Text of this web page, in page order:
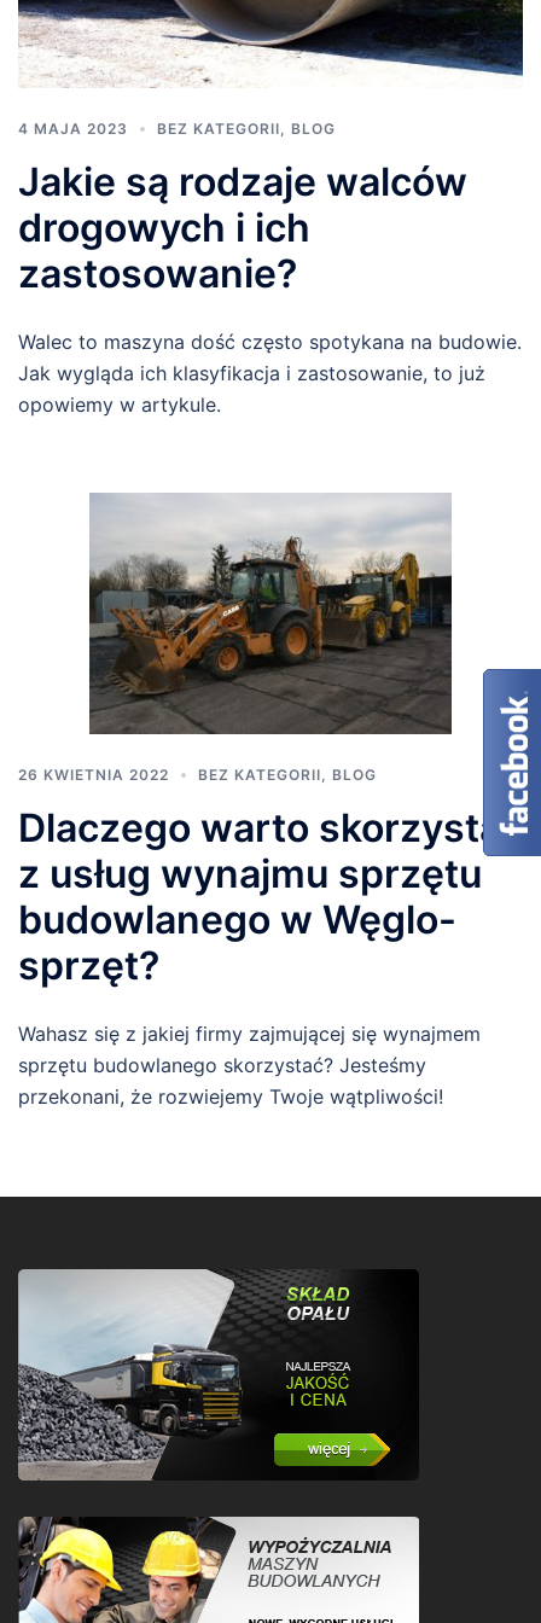
4 MAJA 2023 BEZ KATEGORII BLOG
Jakie są rodzaje walców
drogowych i ich
zastosowanie?
Walec to maszyna dość często spotykana na budowie.
Jak wygląda ich klasyfikacja i zastosowanie, to już
opowiemy w artykule.
26 KWIETNIA 2022 BEZ KATEGORII BLOG
Dlaczego warto skorzystać
z usług wynajmu sprzętu
budowlanego w Węglo-
sprzęt?
Wahasz się z jakiej firmy zajmującej się wynajmem
sprzętu budowlanego skorzystać? Jesteśmy
przekonani, że rozwiejemy Twoje wątpliwości!